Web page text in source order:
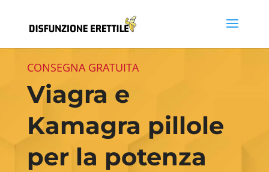
CONSEGNA GRATUITA
Viagra e
Kamagra pillole
per la potenza